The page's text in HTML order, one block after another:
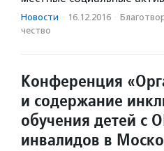
Новости · 16.12.2016 ·
чест­во
Конференция
и содержание
обучения детей с
инвалидов в